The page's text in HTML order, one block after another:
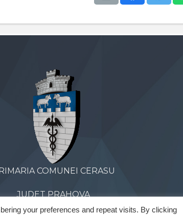
COMUNEI CERASU
JUDET PRAHOVA
your preferences and repeat visits. By clicking